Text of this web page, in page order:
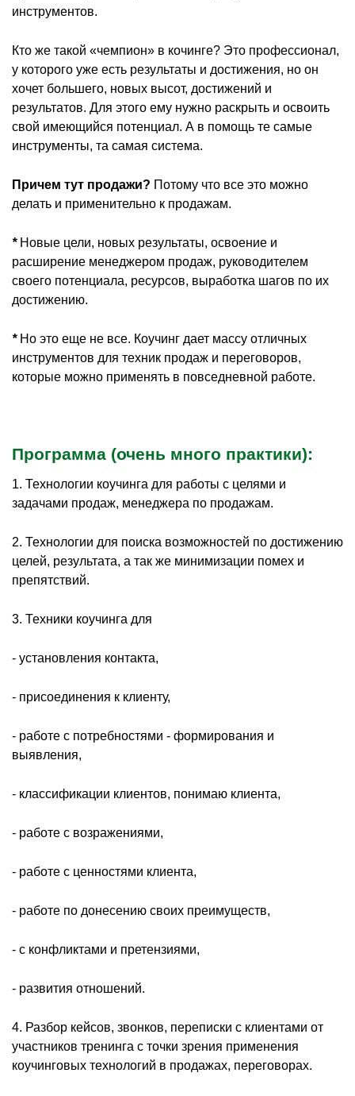
инструментов.
Кто же такой «чемпион» в кочинге? Это профессионал,
у которого уже есть результаты и достижения, но он
хочет большего, новых высот, достижений и
результатов. Для этого ему нужно раскрыть и освоить
свой имеющийся потенциал. А в помощь те самые
инструменты, та самая система.
Причем тут продажи? Потому что все это можно
делать и применительно к продажам.
*Новые цели, новых результаты, освоение и
расширение менеджером продаж, руководителем
своего потенциала, ресурсов, выработка шагов по их
достижению.
*Но это еще не все. Коучинг дает массу отличных
инструментов для техник продаж и переговоров,
которые можно применять в повседневной работе.
Программа (очень много практики):
1. Технологии коучинга для работы с целями и
задачами продаж, менеджера по продажам.
2. Технологии для поиска возможностей по достижению
целей, результата, а так же минимизации помех и
препятствий.
3. Техники коучинга для
- установления контакта,
- присоединения к клиенту,
- работе с потребностями - формирования и
выявления,
- классификации клиентов, понимаю клиента,
- работе с возражениями,
- работе с ценностями клиента,
- работе по донесению своих преимуществ,
- с конфликтами и претензиями,
- развития отношений.
4. Разбор кейсов, звонков, переписки с клиентами от
участников тренинга с точки зрения применения
коучинговых технологий в продажах, переговорах.